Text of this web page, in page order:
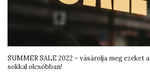
SUMMER SALE 2022 – vásárolja meg ezeket
sokkal olcsóbban!